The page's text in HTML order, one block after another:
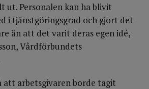
ut. Personalen kan ha blivit
i tjänstgöringsgrad och gjort det
än att det varit deras egen idé,
Vårdförbundets
att arbetsgivaren borde tagit